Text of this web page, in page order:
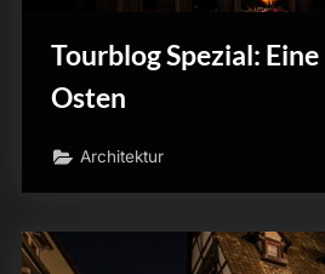
Tourblog Spezial: Eine
Osten
Architektur